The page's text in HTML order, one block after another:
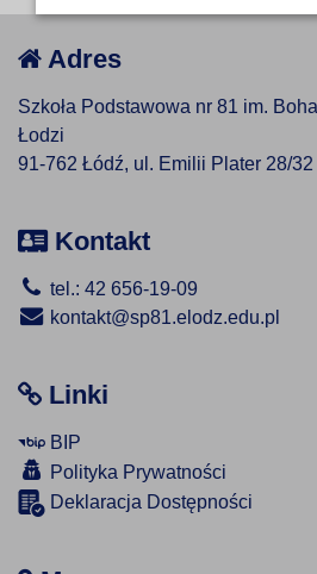
Adres
Szkoła Podstawowa nr 81 im.
Łodzi
91-762 Łódź, ul. Emilii Plater 28/32
Kontakt
tel.: 42 656-19-09
kontakt@sp81.elodz.edu.pl
Linki
BIP
Polityka Prywatności
Deklaracja Dostępności